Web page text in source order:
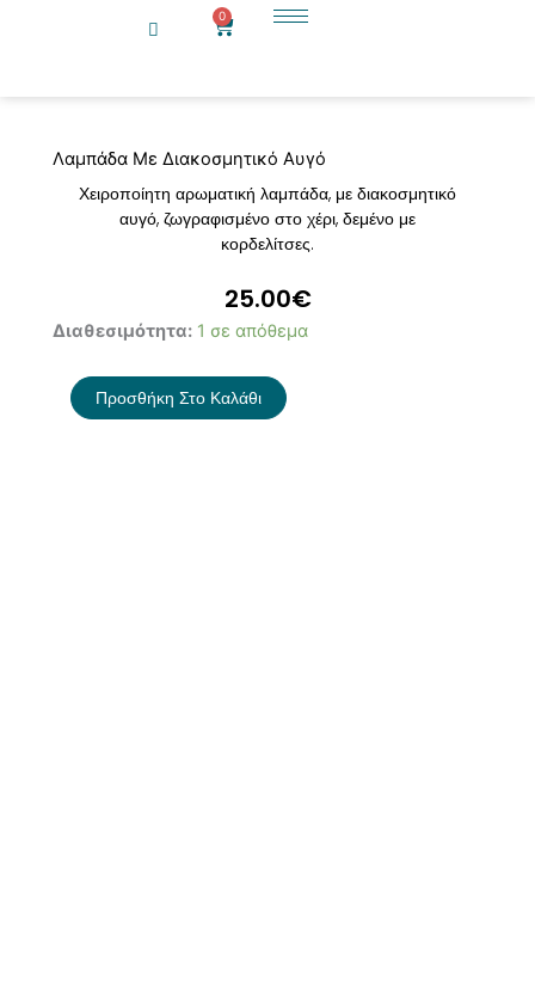
0
Cart
Λαμπάδα Με Διακοσμητικό Αυγό
Χειροποίητη αρωματική λαμπάδα, με διακοσμητικό
αυγό, ζωγραφισμένο στο χέρι, δεμένο με
κορδελίτσες.
25.00€
Διαθεσιμότητα: 1 σε απόθεμα
Λαμπάδα
Διακοσμητικό
Αυγό
ποσότητα
Προσθήκη Στο Καλάθι